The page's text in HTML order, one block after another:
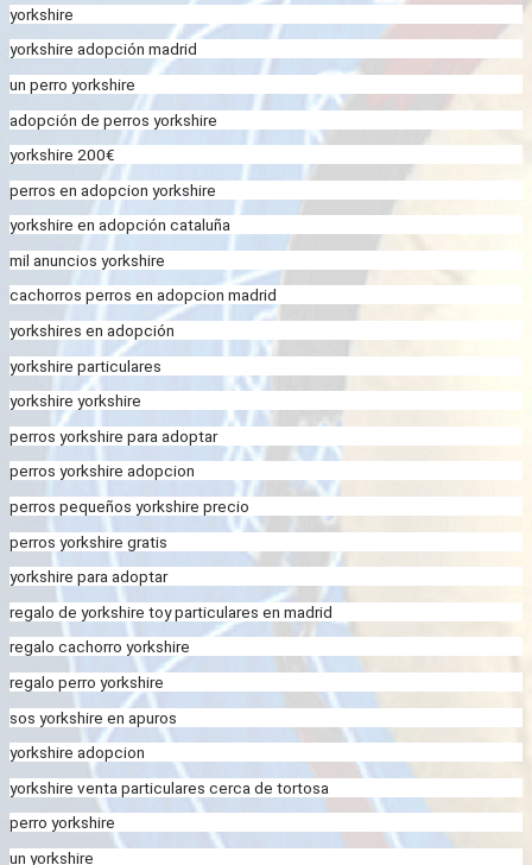
yorkshire
yorkshire adopción madrid
un perro yorkshire
adopción de perros yorkshire
yorkshire 200€
perros en adopcion yorkshire
yorkshire en adopción cataluña
mil anuncios yorkshire
cachorros perros en adopcion madrid
yorkshires en adopción
yorkshire particulares
yorkshire yorkshire
perros yorkshire para adoptar
perros yorkshire adopcion
perros pequeños yorkshire precio
perros yorkshire gratis
yorkshire para adoptar
regalo de yorkshire toy particulares en madrid
regalo cachorro yorkshire
regalo perro yorkshire
sos yorkshire en apuros
yorkshire adopcion
yorkshire venta particulares cerca de tortosa
perro yorkshire
un yorkshire